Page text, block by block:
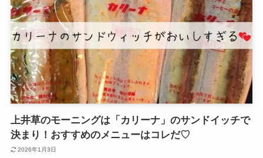
上井草のモーニングは「カリーナ」のサンドイッチで
決まり！おすすめのメニューはコレだ♡
2026年1月3日